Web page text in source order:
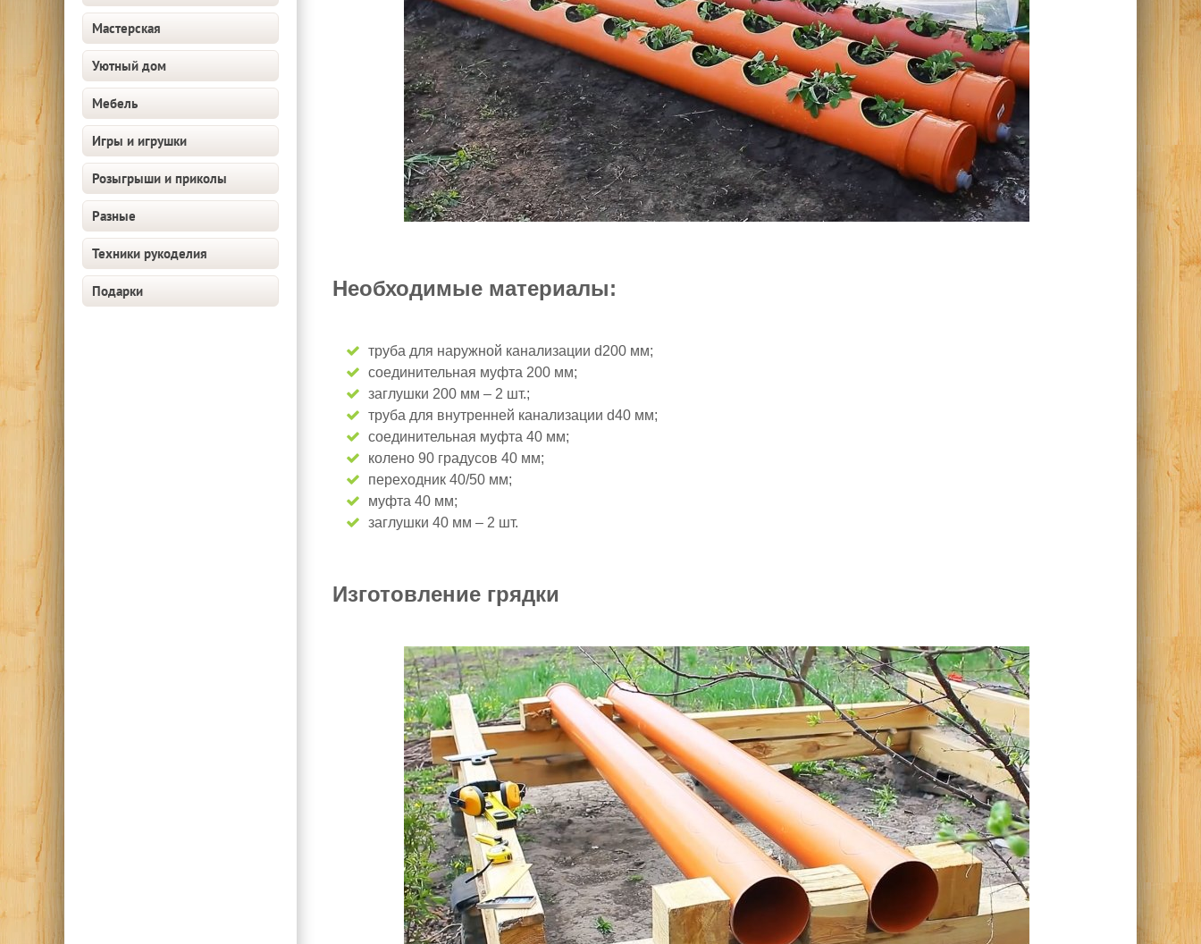
Мастерская
Уютный дом
Мебель
Игры и игрушки
Розыгрыши и приколы
Разные
Техники рукоделия
Подарки Необходимые материалы:
труба для наружной канализации d200 мм;
соединительная муфта 200 мм;
заглушки 200 мм – 2 шт.;
труба для внутренней канализации d40 мм;
соединительная муфта 40 мм;
колено 90 градусов 40 мм;
переходник 40/50 мм;
муфта 40 мм;
заглушки 40 мм – 2 шт.
Изготовление грядки